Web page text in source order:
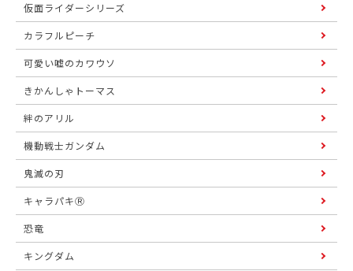
仮面ライダーシリーズ
カラフルピーチ
可愛い嘘のカワウソ
きかんしゃトーマス
絆のアリル
機動戦士ガンダム
鬼滅の刃
キャラパキⓇ
恐竜
キングダム